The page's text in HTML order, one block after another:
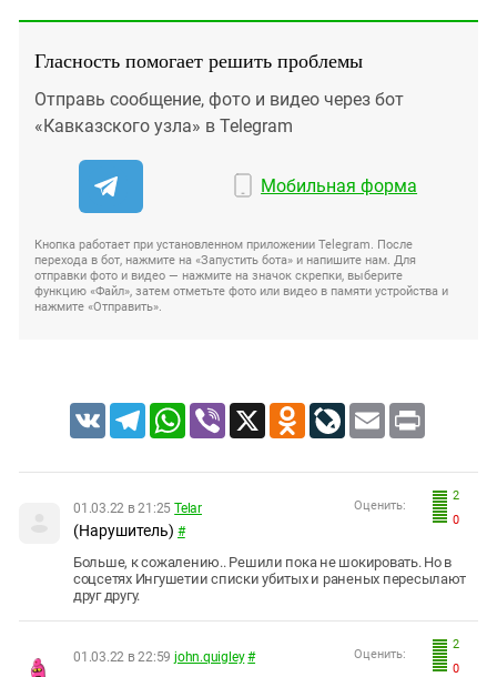
Гласность помогает решить проблемы
Отправь сообщение, фото и видео через бот
«Кавказского узла» в Telegram
Мобильная форма
Кнопка работает при установленном приложении Telegram. После
перехода в бот, нажмите на «Запустить бота» и напишите нам. Для
отправки фото и видео — нажмите на значок скрепки, выберите
функцию «Файл», затем отметьте фото или видео в памяти устройства и
нажмите «Отправить».
VK TelegramWhatsApp
Viber X Odnoklassniki
LiveJournal
Email Print
2
0
Оценить:
01.03.22 в 21:25 Telar
(Нарушитель) #
Больше, к сожалению.. Решили пока не шокировать. Но в
соцсетях Ингушетии списки убитых и раненых пересылают
друг другу.
2
0
Оценить:
01.03.22 в 22:59 john.quigley #